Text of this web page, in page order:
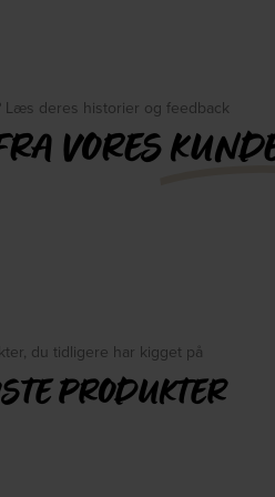
Læs deres historier og feedback
VORES
du tidligere har kigget på
PRODUKTER